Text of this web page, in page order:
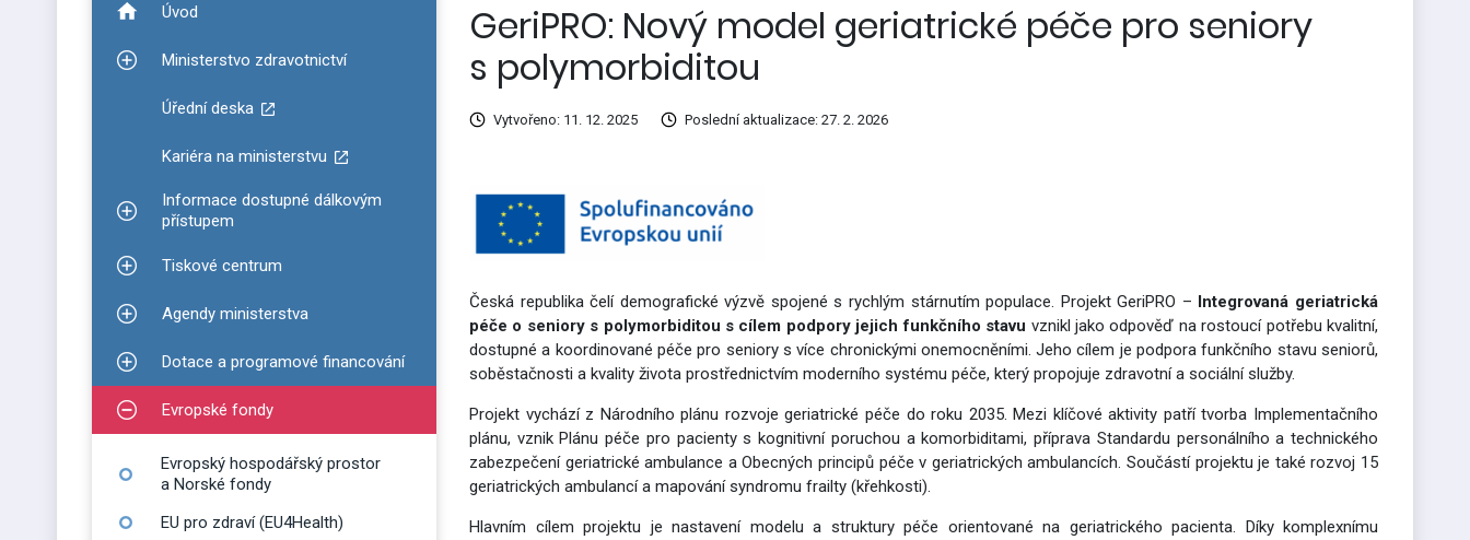
Úvod
Zobrazit podmenu pro Ministerstvo zdravotnictví
Ministerstvo zdravotnictví
Úřední deska
Kariéra na ministerstvu
Zobrazit podmenu pro Informace dostupné dálkovým přístupem
Informace dostupné dálkovým
přístupem
Zobrazit podmenu pro Tiskové centrum
Tiskové centrum
Zobrazit podmenu pro Agendy ministerstva
Agendy ministerstva
Zobrazit podmenu pro Dotace a programové financování
Dotace a programové financování
Zobrazit podmenu pro Evropské fondy
Evropské fondy
Evropský hospodářský prostor
a Norské fondy
EU pro zdraví (EU4Health)
GeriPRO: Nový model geriatrické péče pro seniory
s polymorbiditou
Vytvořeno: 11. 12. 2025 Poslední aktualizace: 27. 2. 2026
Česká republika čelí demografické výzvě spojené s rychlým stárnutím populace. Projekt GeriPRO – Integrovaná geriatrická
péče o seniory s polymorbiditou s cílem podpory jejich funkčního stavu vznikl jako odpověď na rostoucí potřebu kvalitní,
dostupné a koordinované péče pro seniory s více chronickými onemocněními. Jeho cílem je podpora funkčního stavu seniorů,
soběstačnosti a kvality života prostřednictvím moderního systému péče, který propojuje zdravotní a sociální služby.
Projekt vychází z Národního plánu rozvoje geriatrické péče do roku 2035. Mezi klíčové aktivity patří tvorba Implementačního
plánu, vznik Plánu péče pro pacienty s kognitivní poruchou a komorbiditami, příprava Standardu personálního a technického
zabezpečení geriatrické ambulance a Obecných principů péče v geriatrických ambulancích. Součástí projektu je také rozvoj 15
geriatrických ambulancí a mapování syndromu frailty (křehkosti).
Hlavním cílem projektu je nastavení modelu a struktury péče orientované na geriatrického pacienta. Díky komplexnímu